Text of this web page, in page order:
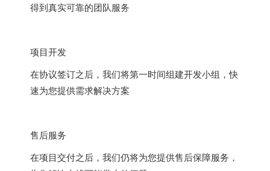
得到真实可靠的团队服务
项目开发
在协议签订之后，我们将第一时间组建开发小组，快
速为您提供需求解决方案
售后服务
在项目交付之后，我们仍将为您提供售后保障服务，